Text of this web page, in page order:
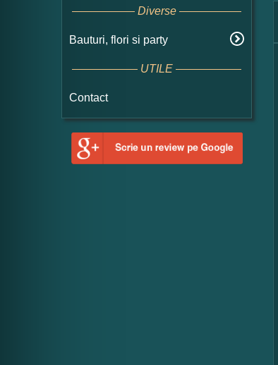
Diverse
Bauturi, flori si party
UTILE
Contact